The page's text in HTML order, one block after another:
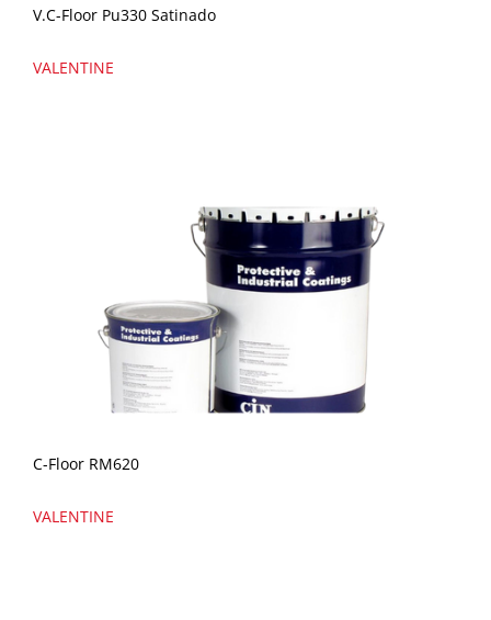
V.C-Floor Pu330 Satinado
VALENTINE
C-Floor RM620
VALENTINE